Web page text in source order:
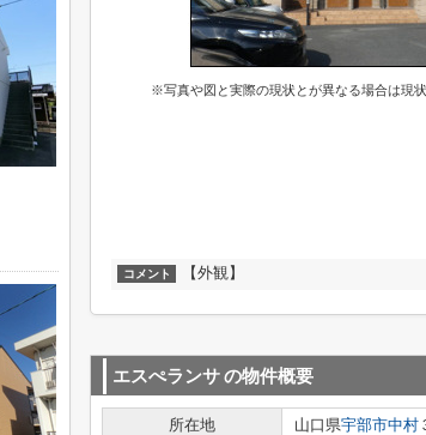
※写真や図と実際の現状とが異なる場合は現
コメント 【外観】
エスぺランサの物件概要
所在地 山口県宇部市中村